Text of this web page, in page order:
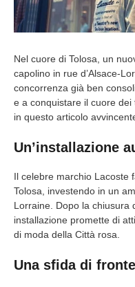
Nel cuore di Tolosa, un
capolino in rue d’Alsace-
concorrenza già ben
e a conquistare il cuore
in questo articolo
Un’installazione
Il celebre marchio Lacoste
Tolosa, investendo in un
Lorraine. Dopo la chiusura
installazione promette di
di moda della Città rosa.
Una sfida di